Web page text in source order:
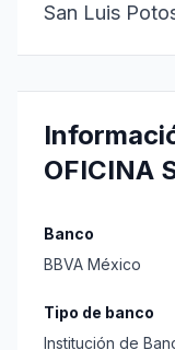
San Luis
OFICINA
Banco
BBVA México
Tipo de banco
Institución de